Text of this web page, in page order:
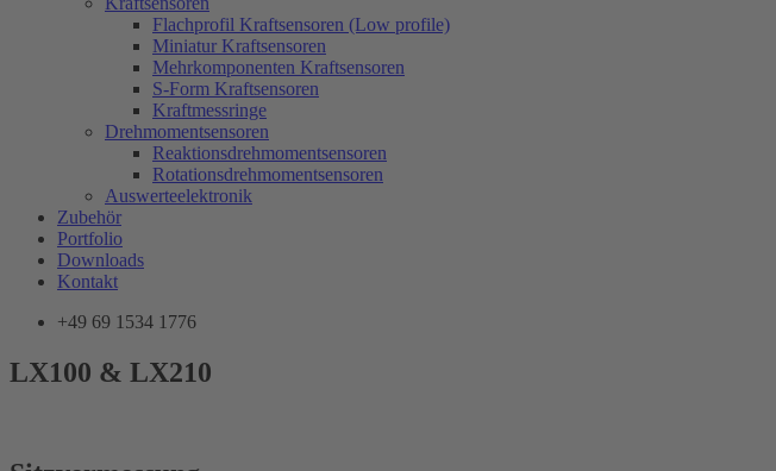
Flachprofil Kraftsensoren (Low profile)
Miniatur Kraftsensoren
Mehrkomponenten Kraftsensoren
S-Form Kraftsensoren
Kraftmessringe
Drehmomentsensoren
Reaktionsdrehmomentsensoren
Rotationsdrehmomentsensoren
Auswerteelektronik
Zubehör
Portfolio
Downloads
Kontakt
+49 69 1534 1776
LX100 & LX210